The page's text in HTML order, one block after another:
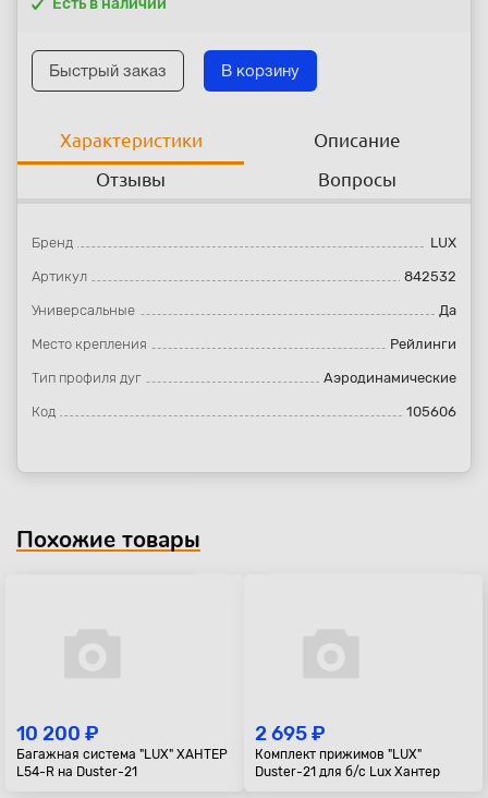
Есть в наличии
Быстрый заказ В корзину
Характеристики
Описание
Отзывы
Вопросы
Бренд LUX
Артикул 842532
Универсальные Да
Место крепления Рейлинги
Тип профиля дуг Аэродинамические
Код 105606
Похожие товары
10 200 ₽
Багажная система "LUX" ХАНТЕР
L54-R на Duster-21
2 695 ₽
Комплект прижимов "LUX"
Duster-21 для б/с Lux Хантер